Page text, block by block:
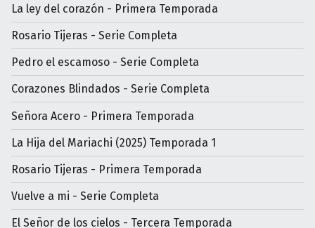
La ley del corazón - Primera Temporada
Rosario Tijeras - Serie Completa
Pedro el escamoso - Serie Completa
Corazones Blindados - Serie Completa
Señora Acero - Primera Temporada
La Hija del Mariachi (2025) Temporada 1
Rosario Tijeras - Primera Temporada
Vuelve a mi - Serie Completa
El Señor de los cielos - Tercera Temporada